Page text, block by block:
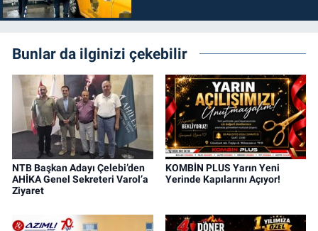
Bunlar da ilginizi çekebilir
NTB Başkan Adayı Çelebi’den
AHİKA Genel Sekreteri Varol’a
Ziyaret
KOMBİN PLUS Yarın Yeni
Yerinde Kapılarını Açıyor!